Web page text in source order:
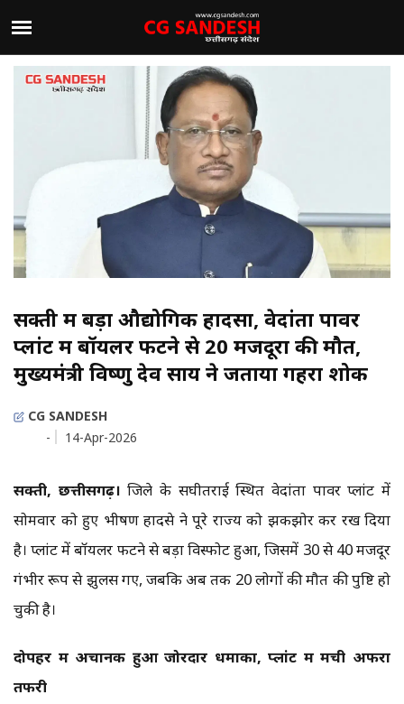
सक्ती में बड़ा औद्योगिक हादसा, वेदांता पावर
प्लांट में बॉयलर फटने से 20 मजदूरों की मौत,
मुख्यमंत्री विष्णु देव साय ने जताया गहरा शोक
CG SANDESH
-
14-Apr-2026
सक्ती, छत्तीसगढ़।जिले के सिंघीतराई स्थित वेदांता पावर प्लांट में
सोमवार को हुए भीषण हादसे ने पूरे राज्य को झकझोर कर रख दिया
है। प्लांट में बॉयलर फटने से बड़ा विस्फोट हुआ, जिसमें 30 से 40 मजदूर
गंभीर रूप से झुलस गए, जबकि अब तक 20 लोगों की मौत की पुष्टि हो
चुकी है।
दोपहर में अचानक हुआ जोरदार धमाका, प्लांट में मची अफरा
तफरी